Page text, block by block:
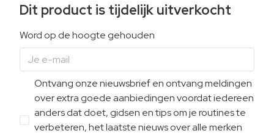
Dit product is tijdelijk uitverkocht
Word op de hoogte gehouden
Ontvang onze nieuwsbrief en ontvang meldingen
over extra goede aanbiedingen voordat iedereen
anders dat doet, gidsen en tips om je routines te
verbeteren, het laatste nieuws over alle merken